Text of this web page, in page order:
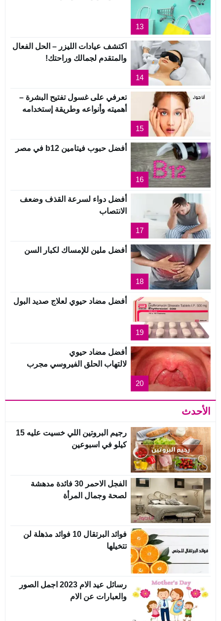
13
14
اكتشف عيادات الليزر – الحل الفعال
والمتقدم لجمالك وراحتك!
15
تعرفي على غسول تفتيح البشرة –
أهميته وأنواعه وطريقة إستخدامه
16
أفضل حبوب فيتامين b12 في مصر
17
أفضل دواء لسرعة القذف وضعف
الانتصاب
18
أفضل ملين للإمساك لكبار السن
19
أفضل مضاد حيوي لعلاج صديد البول
20
أفضل مضاد حيوي
لالتهاب الحلق الفيروسي مجرب
الأحدث
رجيم البروتين اللي خسيت عليه 15
كيلو في اسبوعين
الفجل الاحمر 30 فائدة مدهشة
لصحة وجمال المرأة
فوائد البرتقال 10 فوائد مذهلة لن
تتخيلها
رسائل عيد الام 2023 اجمل الصور
والعبارات عن الام